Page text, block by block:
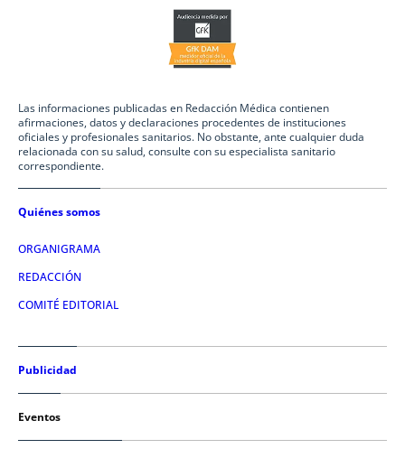
Las informaciones publicadas en Redacción Médica contienen
afirmaciones, datos y declaraciones procedentes de instituciones
oficiales y profesionales sanitarios. No obstante, ante cualquier duda
relacionada con su salud, consulte con su especialista sanitario
correspondiente.
Quiénes somos
ORGANIGRAMA
REDACCIÓN
COMITÉ EDITORIAL
Publicidad
Eventos